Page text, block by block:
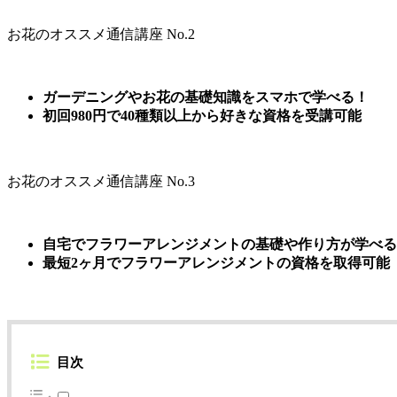
お花のオススメ通信講座 No.2
ガーデニングやお花の基礎知識をスマホで学べる！
初回980円で40種類以上から好きな資格を受講可能
お花のオススメ通信講座 No.3
自宅でフラワーアレンジメントの基礎や作り方が学べ
最短2ヶ月でフラワーアレンジメントの資格を取得可能
目次